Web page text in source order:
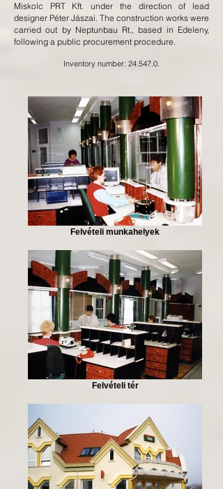
Miskolc PRT Kft. under the direction of lead
designer Péter Jászai. The construction works were
carried out by Neptunbau Rt., based in Edeleny,
following a public procurement procedure.
Inventory number: 24.547.0.
Felvételi munkahelyek
Felvételi tér